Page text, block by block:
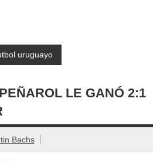
uruguayo
LE GANÓ 2:1
Bachs